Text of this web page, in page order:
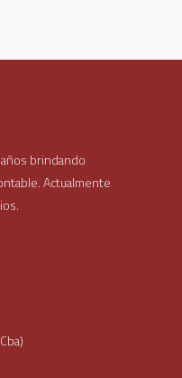
brindando
Actualmente